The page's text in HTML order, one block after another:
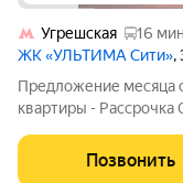
Угрешская
16
ЖК «УЛЬТИМА Сити»,
Предложение месяца
квартиры - Рассрочка
7% на 7 лет -
Ипотека для всех на
Позвонить